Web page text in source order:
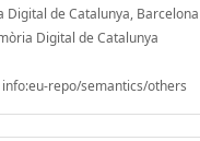
Digital de Catalunya,
Digital de Catalunya
info:eu-repo/semantics/others